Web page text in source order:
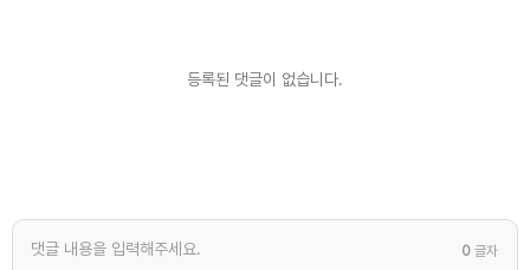
등록된 댓글이 없습니다.
0 글자